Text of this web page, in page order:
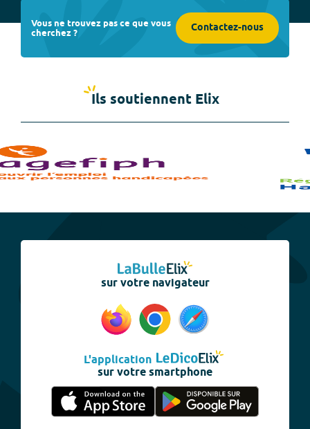
Vous ne trouvez pas ce que vous
cherchez ? Contactez-nous
Ils soutiennent Elix
sur votre navigateur
L'application
sur votre smartphone